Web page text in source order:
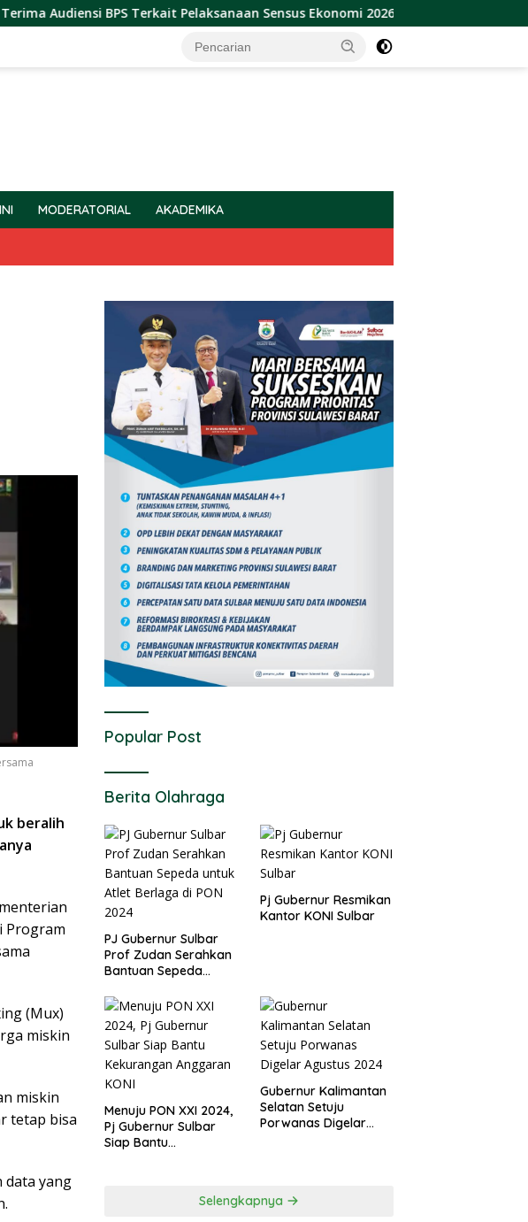
BPS Terkait Pelaksanaan Sensus Ekonomi 2026 Sulbar Raih
MODERATORIAL AKADEMIKA
beralih
Program
(Mux)
miskin
miskin
tetap bisa
data yang
Popular Post
Berita Olahraga
PJ Gubernur Sulbar
Prof Zudan Serahkan
Bantuan Sepeda
PON 2024
Pj Gubernur Resmikan
Kantor KONI Sulbar
Menuju PON XXI 2024,
Pj Gubernur Sulbar
Siap Bantu
Gubernur Kalimantan
Selatan Setuju
Porwanas Digelar
Selengkapnya